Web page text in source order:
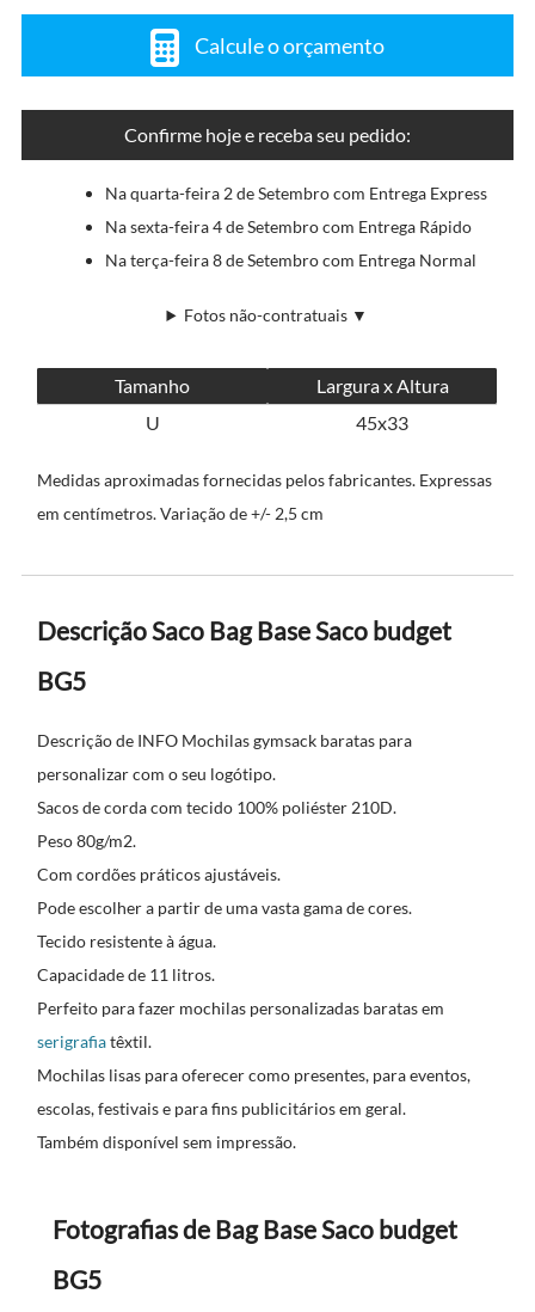
Calcule o orçamento
Confirme hoje e receba seu pedido:
Na quarta-feira 2 de Setembro com Entrega Express
Na sexta-feira 4 de Setembro com Entrega Rápido
Na terça-feira 8 de Setembro com Entrega Normal
Fotos não-contratuais ▼
Tamanho
Largura x Altura
U
45x33
Medidas aproximadas fornecidas pelos fabricantes. Expressas
em centímetros. Variação de +/- 2,5 cm
Descrição Saco Bag Base Saco budget
BG5
Descrição de INFO Mochilas gymsack baratas para
personalizar com o seu logótipo.
Sacos de corda com tecido 100% poliéster 210D.
Peso 80g/m2.
Com cordões práticos ajustáveis.
Pode escolher a partir de uma vasta gama de cores.
Tecido resistente à água.
Capacidade de 11 litros.
Perfeito para fazer mochilas personalizadas baratas em
serigrafiatêxtil.
Mochilas lisas para oferecer como presentes, para eventos,
escolas, festivais e para fins publicitários em geral.
Também disponível sem impressão.
Fotografias de Bag Base Saco budget
BG5